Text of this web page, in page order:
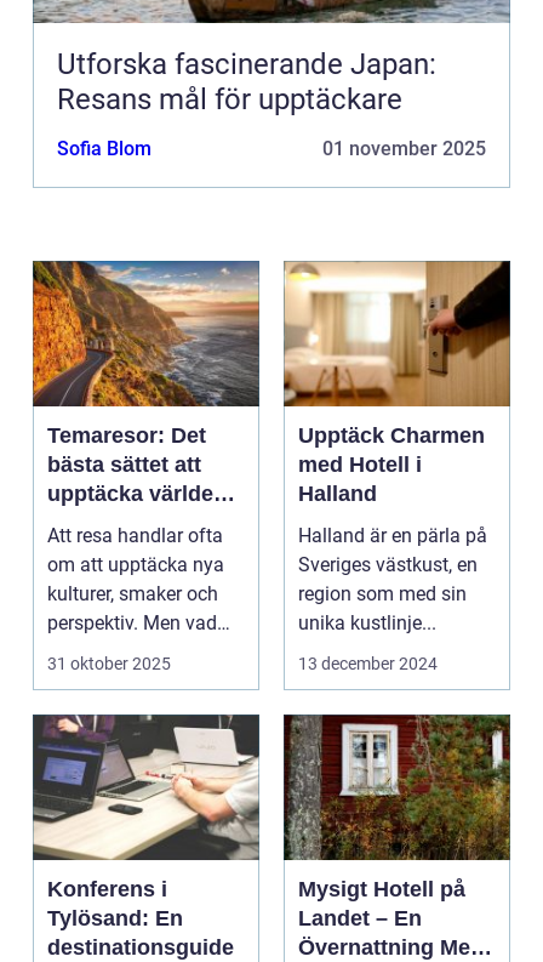
Utforska fascinerande Japan:
Resans mål för upptäckare
Sofia Blom 01 november 2025
Temaresor: Det
bästa sättet att
upptäcka världen
på
Att resa handlar ofta
om att upptäcka nya
kulturer, smaker och
perspektiv. Men vad
händer ...
31 oktober 2025
Upptäck Charmen
med Hotell i
Halland
Halland är en pärla på
Sveriges västkust, en
region som med sin
unika kustlinje...
13 december 2024
Konferens i
Tylösand: En
destinationsguide
Mysigt Hotell på
Landet – En
Övernattning Med